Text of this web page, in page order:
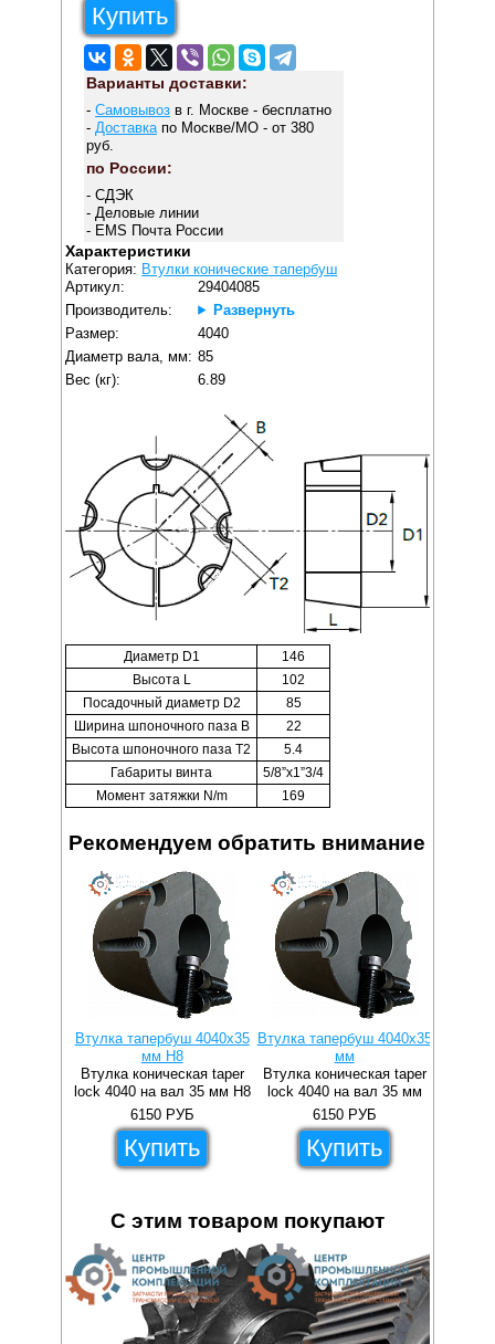
Купить
Варианты доставки:
- Самовывозв г. Москве - бесплатно
- Доставкапо Москве/МО - от 380
руб.
по России:
- СДЭК
- Деловые линии
- EMS Почта России
Характеристики
Категория: Втулки конические тапербуш
Артикул:
29404085
Производитель:
Развернуть
Размер:
4040
Диаметр вала, мм: 85
Вес (кг):
6.89
Диаметр D1
146
Высота L
102
Посадочный диаметр D2
85
Ширина шпоночного паза B
22
Высота шпоночного паза T2
5.4
Габариты винта
5/8”x1”3/4
Момент затяжки N/m
169
Рекомендуем обратить внимание
Втулка тапербуш 4040x35
мм H8
Втулка коническая taper
lock 4040 на вал 35 мм H8
6150 РУБ
Купить
Втулка тапербуш 4040x35
мм
Втулка коническая taper
lock 4040 на вал 35 мм
6150 РУБ
Купить
С этим товаром покупают
57